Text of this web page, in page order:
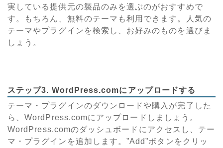
実している提供元の製品のみを選ぶのがおすすめで
す。もちろん、無料のテーマも利用できます。人気の
テーマやプラグインを検索し、お好みのものを選びま
しょう。
ステップ3. WordPress.comにアップロードする
テーマ・プラグインのダウンロードや購入が完了した
ら、WordPress.comにアップロードしましょう。
WordPress.comのダッシュボードにアクセスし、テー
マ・プラグインを追加します。”Add”ボタンをクリッ